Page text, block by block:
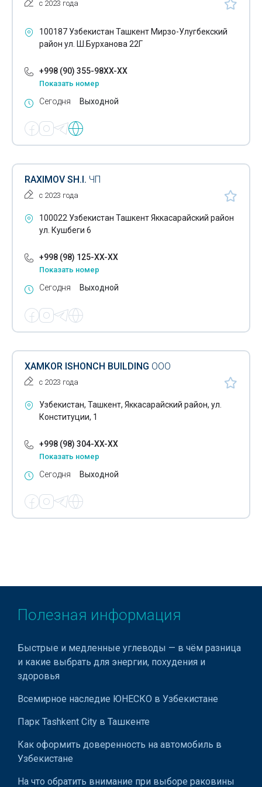
Отделочные материалы
Паркет
Пенобетон
Пенополиэтилен
Лакокрасочная продукция
Пленка защитная
Плинтуса
Плиты перекрытия
Подвесные потолки
Покрытия для теннисных кортов
Полистиролбетон
Профили из пвх
Профнастил
Резиновые покрытия
Рубероид
Сайдинг панели
Сетка просечная
Стеклоткань
Стеновые панели
Строительные материалы для бассейнов
Пластиковые панели
Термоблоки из пенопласта
Строительные цокольные блоки
с 2023 года
100187 Узбекистан Ташкент Мирзо-Улугбекский
район ул. Ш.Бурханова 22Г
+998 (90) 355-98XX-XX
Показать номер
Сегодня Выходной
RAXIMOV SH.I. ЧП
с 2023 года
100022 Узбекистан Ташкент Яккасарайский район
ул. Кушбеги 6
+998 (98) 125-XX-XX
Показать номер
Сегодня Выходной
XAMKOR ISHONCH BUILDING ООО
с 2023 года
Узбекистан, Ташкент, Яккасарайский район, ул.
Конституции, 1
+998 (98) 304-XX-XX
Показать номер
Сегодня Выходной
Полезная информация
Быстрые и медленные углеводы — в чём разница
и какие выбрать для энергии, похудения и
здоровья
Всемирное наследие ЮНЕСКО в Узбекистане
Парк Tashkent City в Ташкенте
Как оформить доверенность на автомобиль в
Узбекистане
На что обратить внимание при выборе раковины